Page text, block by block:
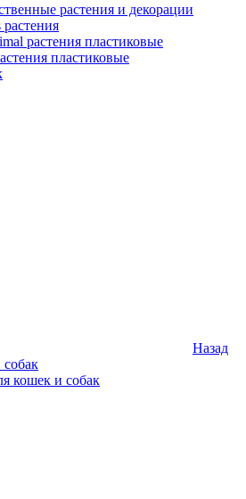
растения и декорации
растения
растения пластиковые
пластиковые
Назад
кошек и собак